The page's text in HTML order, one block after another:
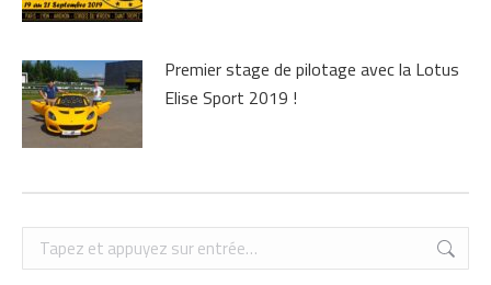
Premier stage de pilotage avec la Lotus
Elise Sport 2019 !
Recherche
: